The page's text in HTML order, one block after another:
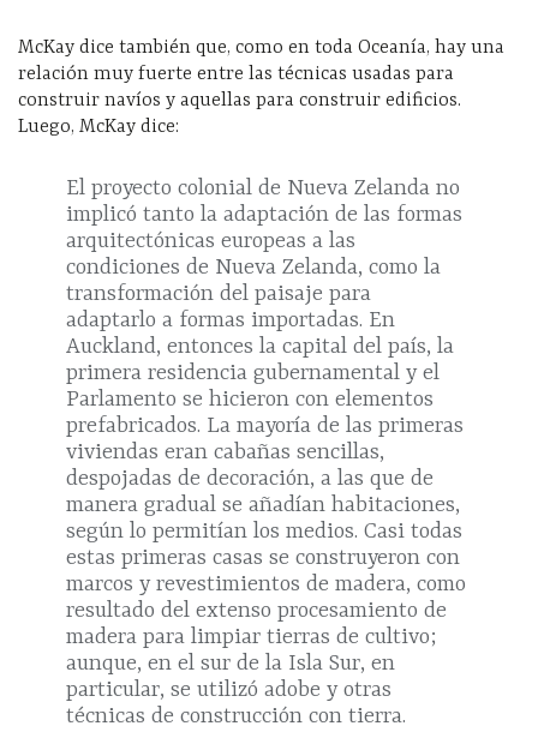
McKay dice también que, como en toda Oceanía, hay una
relación muy fuerte entre las técnicas usadas para
construir navíos y aquellas para construir edificios.
Luego, McKay dice:
El proyecto colonial de Nueva Zelanda no
implicó tanto la adaptación de las formas
arquitectónicas europeas a las
condiciones de Nueva Zelanda, como la
transformación del paisaje para
adaptarlo a formas importadas. En
Auckland, entonces la capital del país, la
primera residencia gubernamental y el
Parlamento se hicieron con elementos
prefabricados. La mayoría de las primeras
viviendas eran cabañas sencillas,
despojadas de decoración, a las que de
manera gradual se añadían habitaciones,
según lo permitían los medios. Casi todas
estas primeras casas se construyeron con
marcos y revestimientos de madera, como
resultado del extenso procesamiento de
madera para limpiar tierras de cultivo;
aunque, en el sur de la Isla Sur, en
particular, se utilizó adobe y otras
técnicas de construcción con tierra.